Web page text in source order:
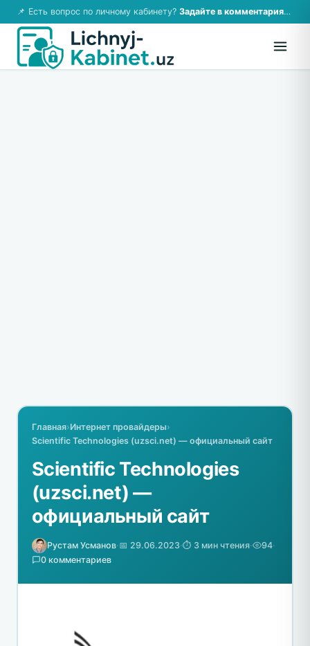
📌 Есть вопрос по личному кабинету? Задайте в комментариях — ответим!
Главная›Интернет провайдеры›
Scientific Technologies (uzsci.net) — официальный сайт
Scientific Technologies
(uzsci.net) —
официальный сайт
Рустам Усманов·📅 29.06.2023·⏱️ 3 мин чтения· 94·
0 комментариев